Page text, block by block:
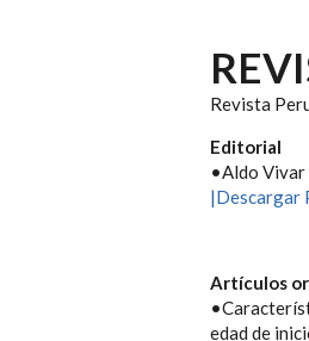
Revista
Editorial
•Aldo Vivar
|Descargar
Artículos
edad de